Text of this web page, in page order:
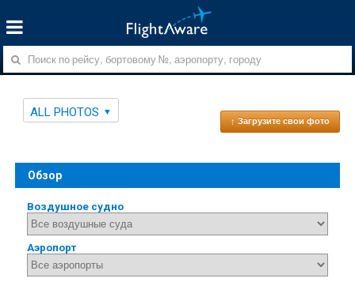
ALL PHOTOS
↑ Загрузите свои фото
Обзор
Воздушное судно
Аэропорт